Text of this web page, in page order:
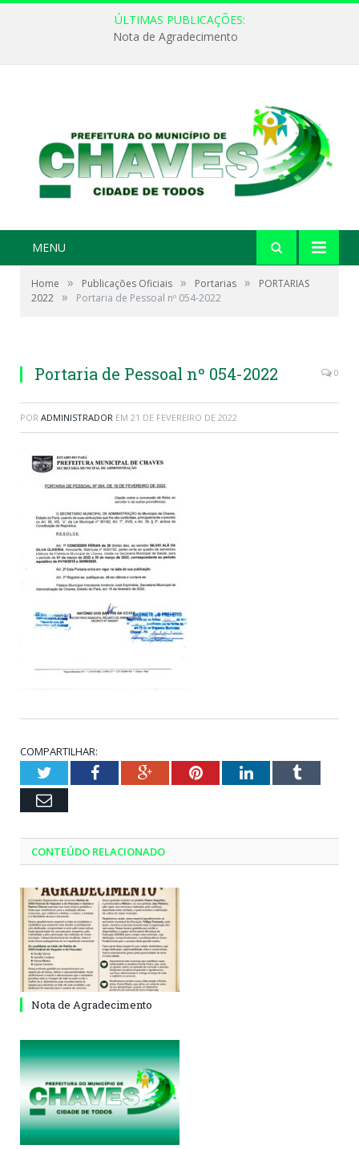
ÚLTIMAS PUBLICAÇÕES:
Nota de Agradecimento
MENU
Home » Publicações Oficiais » Portarias »
PORTARIAS
2022 » Portaria de Pessoal nº 054-2022
Portaria de Pessoal nº 054-2022 0
POR ADMINISTRADOR EM 21 DE FEVEREIRO DE 2022
COMPARTILHAR:
TwitterFacebookGoogle+PinterestLinkedInTumblr
Email
CONTEÚDO RELACIONADO
Nota de Agradecimento